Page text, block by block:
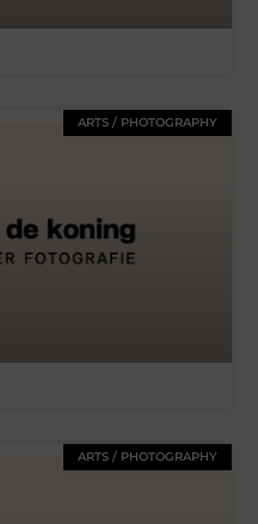
ARTS / PHOTOGRAPHY
ARTS / PHOTOGRAPHY